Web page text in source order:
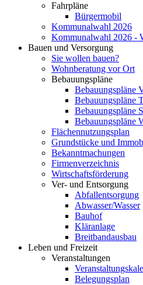
Fahrpläne
Bürgermobil
Kommunalwahl 2026
Kommunalwahl 2026 -
Bauen und Versorgung
Sie wollen bauen?
Wohnberatung vor Ort
Bebauungspläne
Bebauungspläne
Bebauungspläne
Bebauungspläne
Bebauungspläne
Flächennutzungsplan
Grundstücke und
Bekanntmachungen
Firmenverzeichnis
Wirtschaftsförderung
Ver- und Entsorgung
Abfallentsorgung
Abwasser/Wasser
Bauhof
Kläranlage
Breitbandausbau
Leben und Freizeit
Veranstaltungen
Belegungsplan